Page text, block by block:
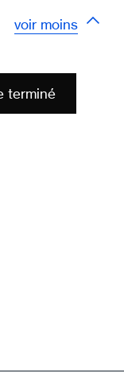
voir moins
terminé